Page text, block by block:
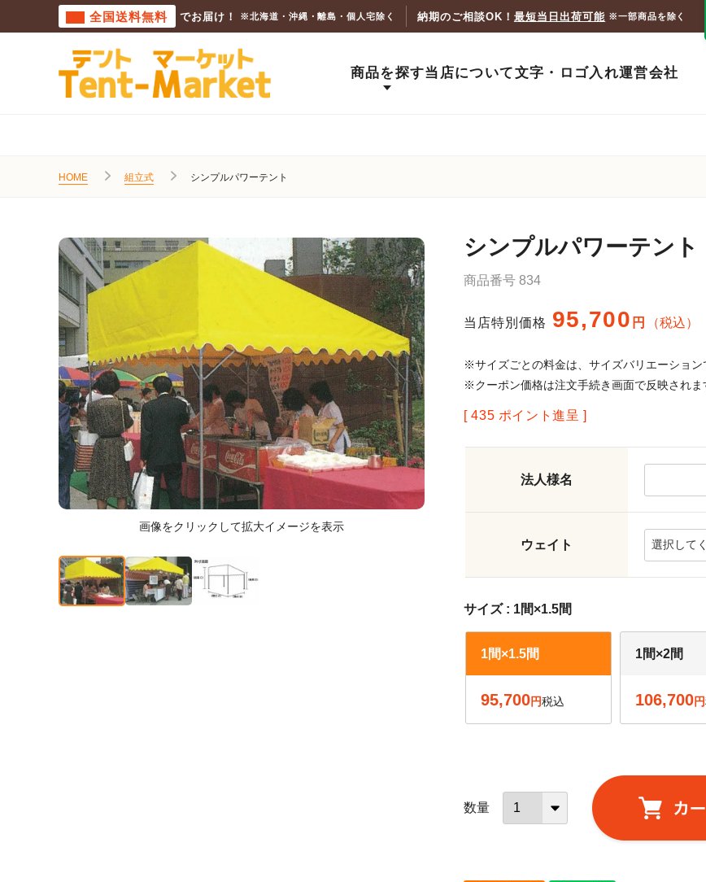
全国送料無料 でお届け！ ※北海道・沖縄・離島・個人宅除く 納期のご相談OK！ 最短当日出荷可能 ※一部商品を除く
商品を探す当店について文字・ロゴ入れ運営会社
HOME 組立式 シンプルパワーテント
シンプルパワーテント
商品番号 834
当店特別価格 95,700 税込
※サイズごとの料金は、サイズバリエーション
※クーポン価格は注文手続き画面で反映されま
[ 435 ポイント進呈 ]
法人様名
ウェイト
サイズ 1間×1.5間
1間×1.5間
95,700 税込
1間×2間
106,700